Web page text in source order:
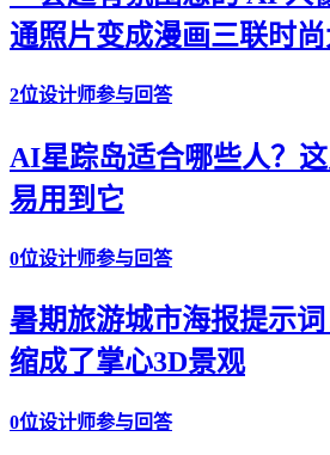
通照片变成漫画三联时
2位设计师参与回答
AI星踪岛适合哪些人？
易用到它
0位设计师参与回答
暑期旅游城市海报提示
缩成了掌心3D景观
0位设计师参与回答